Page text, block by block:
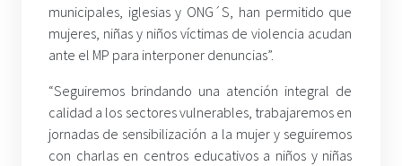
municipales, iglesias y ONG´S, han permitido que
mujeres, niñas y niños víctimas de violencia acudan
ante el MP para interponer denuncias”.
“Seguiremos brindando una atención integral de
calidad a los sectores vulnerables, trabajaremos en
jornadas de sensibilización a la mujer y seguiremos
con charlas en centros educativos a niños y niñas